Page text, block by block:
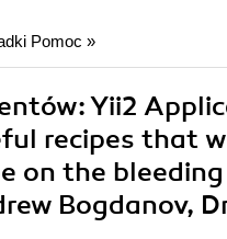
Pomoc »
Yii2
recipes that
on the
Bogdanov,